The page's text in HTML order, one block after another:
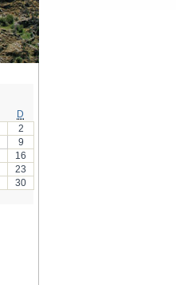
D
2
9
16
23
30